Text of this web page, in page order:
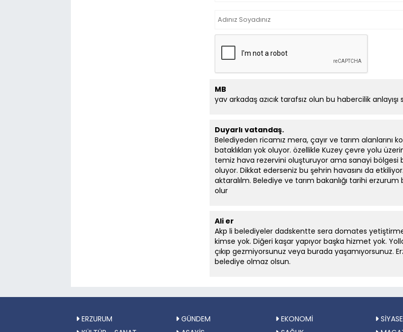
MB
yav arkadaş azıcık tarafsız olun bu habercilik anlayışı
Duyarlı vatandaş.
Belediyeden ricamız mera, çayır ve tarım alanlarını
bataklıkları yok oluyor. özellikle Kuzey çevre yolu
temiz hava rezervini oluşturuyor ama sanayi bölgesi
oluyor. Dikkat ederseniz bu şehrin havasını da
aktaralılm. Belediye ve tarım bakanlığı tarihi
olur
Ali er
Akp li belediyeler dadskentte sera domates
kimse yok. Diğeri kaşar yapıyor başka hizmet yok.
çıkıp gezmiyorsunuz veya burada yaşamıyorsunuz.
belediye olmaz olsun.
ERZURUM GÜNDEM EKONOMİ